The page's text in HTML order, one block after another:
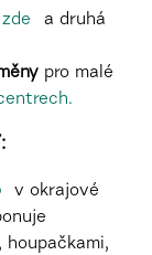
zde
a druhá
pro malé
v okrajové